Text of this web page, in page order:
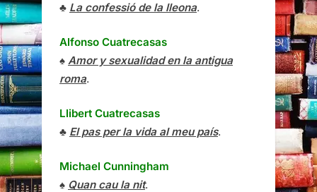
♣ La confessió de la lleona.
Alfonso Cuatrecasas
♠ Amor y sexualidad en la antigua
roma.
Llibert Cuatrecasas
♣ El pas per la vida al meu país.
Michael Cunningham
♠ Quan cau la nit.